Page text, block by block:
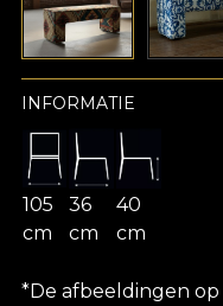
INFORMATIE
105
cm
36
cm
40
cm
*De afbeeldingen